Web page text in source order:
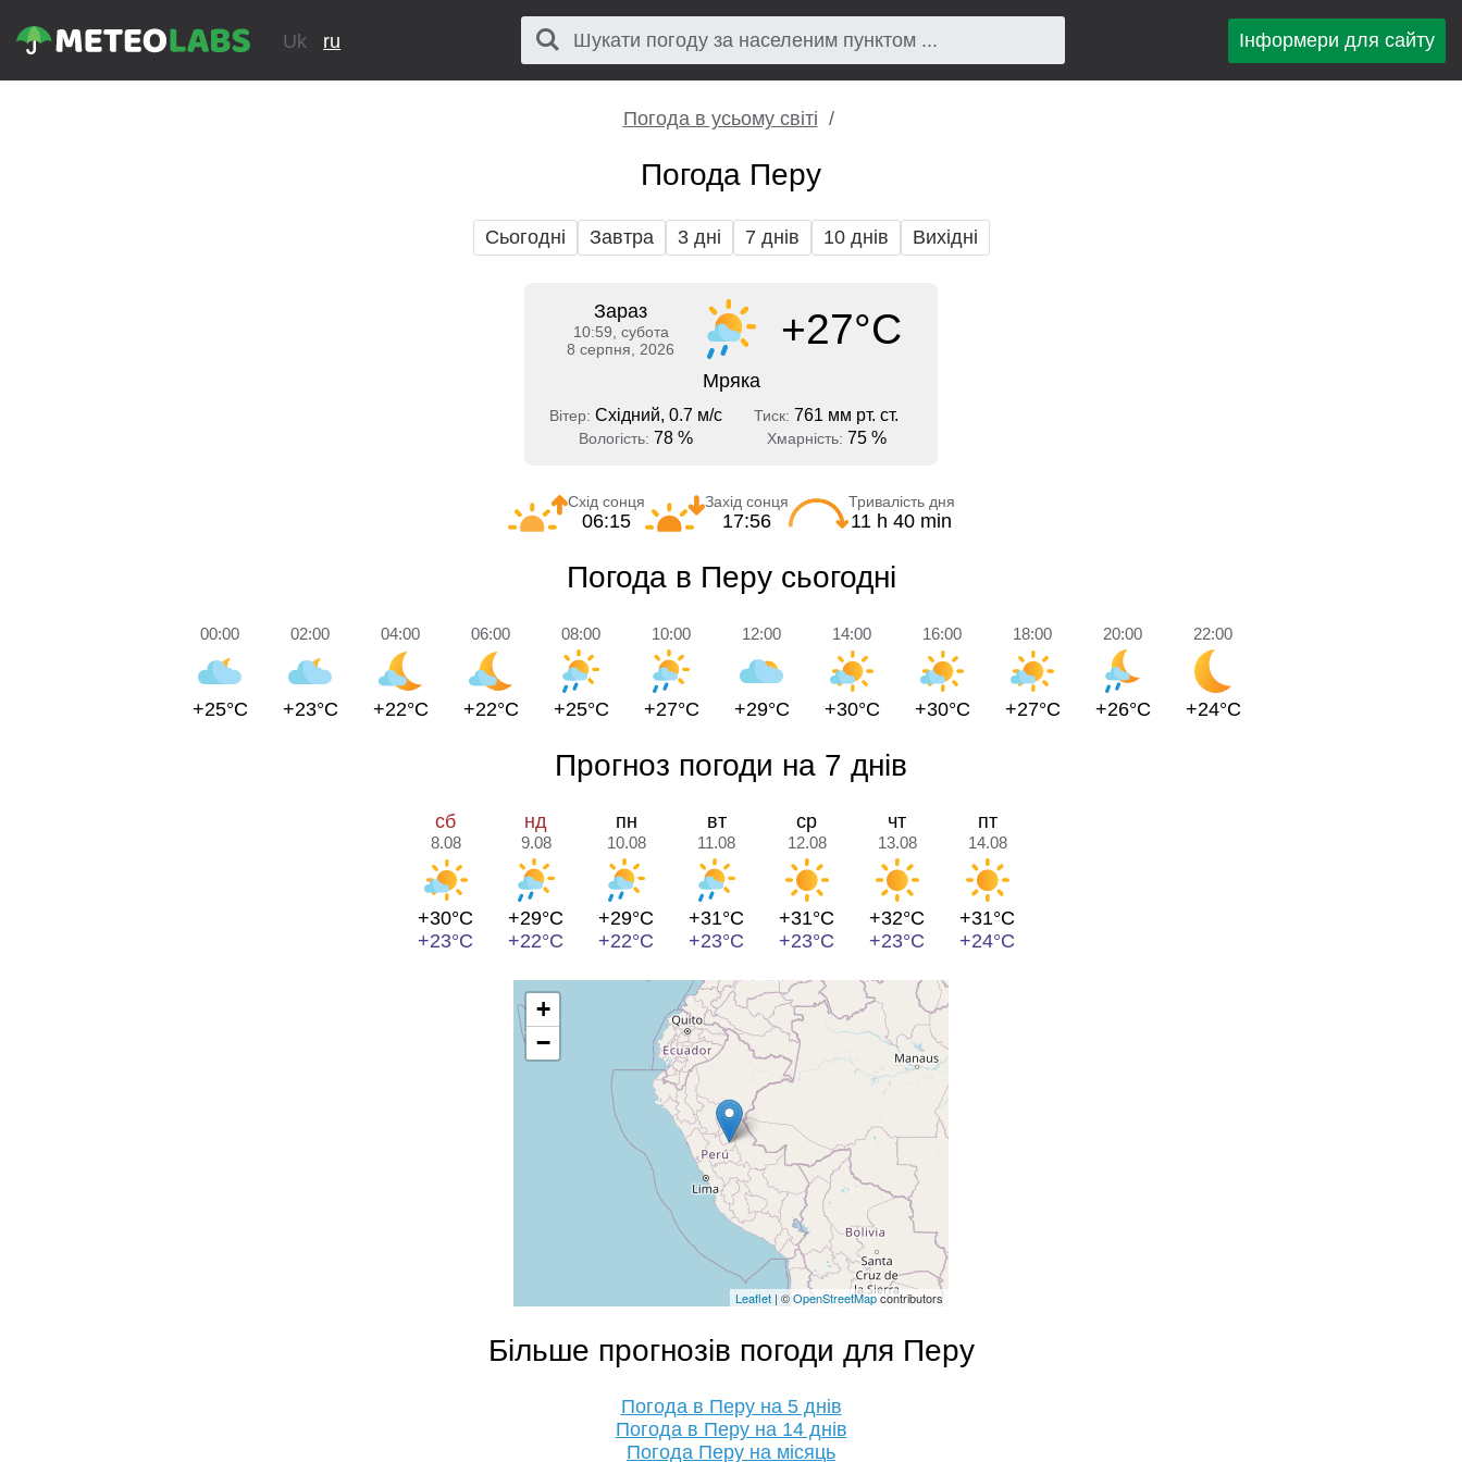
Uk ru Інформери для сайту
Погода в усьому світі
Погода Перу
Сьогодні Завтра 3 дні 7 днів 10 днів Вихідні
Зараз
10:59, субота
8 серпня, 2026
+27°C
Мряка
Вітер: Східний, 0.7 м/с Тиск: 761 мм рт. ст.
Вологість: 78 % Хмарність: 75 %
Схід сонця
06:15
Захід сонця
17:56
Тривалість дня
11 h 40 min
Погода в Перу сьогодні
00:00
+25°C
02:00
+23°C
04:00
+22°C
06:00
+22°C
08:00
+25°C
10:00
+27°C
12:00
+29°C
14:00
+30°C
16:00
+30°C
18:00
+27°C
20:00
+26°C
22:00
+24°C
Прогноз погоди на 7 днів
сб
8.08
+30°C
+23°C
нд
9.08
+29°C
+22°C
пн
10.08
+29°C
+22°C
вт
11.08
+31°C
+23°C
ср
12.08
+31°C
+23°C
чт
13.08
+32°C
+23°C
пт
14.08
+31°C
+24°C
+
−
Leaflet | ©OpenStreetMapcontributors
Більше прогнозів погоди для Перу
Погода в Перу на 5 днів
Погода в Перу на 14 днів
Погода Перу на місяць